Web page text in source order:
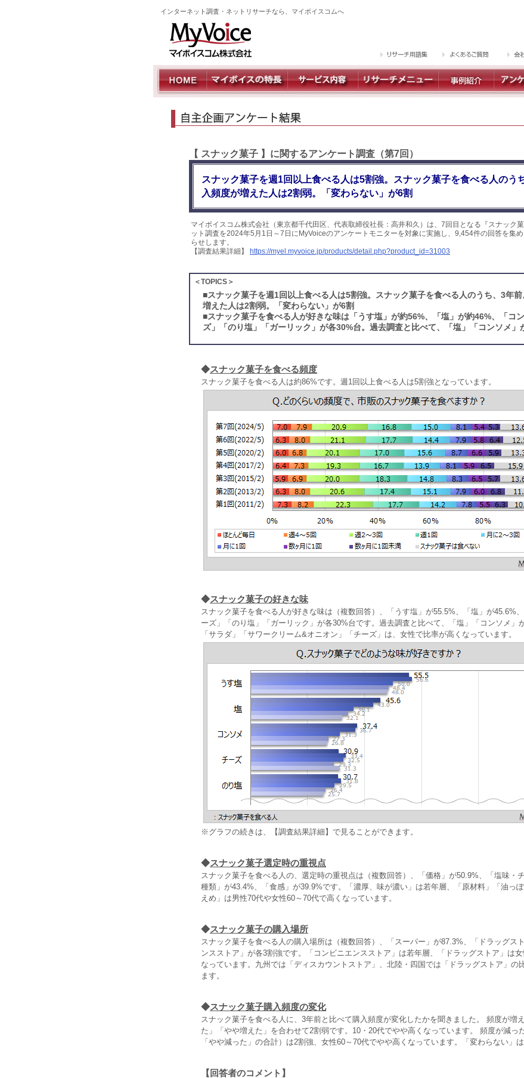
インターネット調査・ネットリサーチなら、マイボイスコムへ
【 スナック菓子 】に関するアンケート調査（第7回）
スナック菓子を週1回以上食べる人は5割強。スナック菓子を食べる人のう
入頻度が増えた人は2割弱。「変わらない」が6割
マイボイスコム株式会社（東京都千代田区、代表取締役社長：高井和久）は、7回目となる『スナック
ット調査を2024年5月1日～7日にMyVoiceのアンケートモニターを対象に実施し、9,454件の回答を集
らせします。
【調査結果詳細】
https://myel.myvoice.jp/products/detail.php?product_id=31003
＜TOPICS＞
■スナック菓子を週1回以上食べる人は5割強。スナック菓子を食べる人のうち、3年
増えた人は2割弱。「変わらない」が6割
■スナック菓子を食べる人が好きな味は「うす塩」が約56%、「塩」が約46%、「コ
ズ」「のり塩」「ガーリック」が各30%台。過去調査と比べて、「塩」「コンソメ」
◆スナック菓子を食べる頻度
スナック菓子を食べる人は約86%です。週1回以上食べる人は5割強となっています。
◆スナック菓子の好きな味
スナック菓子を食べる人が好きな味は（複数回答）、「うす塩」が55.5%、「塩」が45.6%
ーズ」「のり塩」「ガーリック」が各30%台です。過去調査と比べて、「塩」「コンソメ」
「サラダ」「サワークリーム&オニオン」「チーズ」は、女性で比率が高くなっています。
※グラフの続きは、【調査結果詳細】で見ることができます。
◆スナック菓子選定時の重視点
スナック菓子を食べる人の、選定時の重視点は（複数回答）、「価格」が50.9%、「塩味・
種類」が43.4%、「食感」が39.9%です。「濃厚、味が濃い」は若年層、「原材料」「油っ
えめ」は男性70代や女性60～70代で高くなっています。
◆スナック菓子の購入場所
スナック菓子を食べる人の購入場所は（複数回答）、「スーパー」が87.3%、「ドラッグス
ンスストア」が各3割強です。「コンビニエンスストア」は若年層、「ドラッグストア」は女
なっています。九州では「ディスカウントストア」、北陸・四国では「ドラッグストア」の
ます。
◆スナック菓子購入頻度の変化
スナック菓子を食べる人に、3年前と比べて購入頻度が変化したかを聞きました。 頻度が増
た」「やや増えた」を合わせて2割弱です。10・20代でやや高くなっています。 頻度が減っ
「やや減った」の合計）は2割強、女性60～70代でやや高くなっています。「変わらない」は
【回答者のコメント】